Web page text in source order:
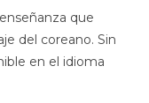
que
del coreano. Sin
en el idioma